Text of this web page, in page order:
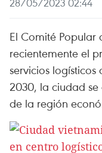
El Comité
recientemente el
servicios
2030, la ciudad
de la región